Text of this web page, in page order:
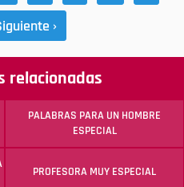
›
relacionadas
PALABRAS PARA UN HOMBRE
ESPECIAL
PROFESORA MUY ESPECIAL